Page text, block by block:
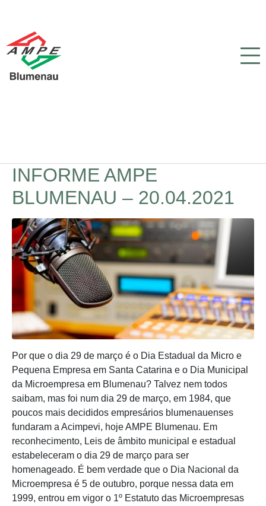
INFORME AMPE
BLUMENAU – 20.04.2021
Por que o dia 29 de março é o Dia Estadual da Micro e
Pequena Empresa em Santa Catarina e o Dia Municipal
da Microempresa em Blumenau? Talvez nem todos
saibam, mas foi num dia 29 de março, em 1984, que
poucos mais decididos empresários blumenauenses
fundaram a Acimpevi, hoje AMPE Blumenau. Em
reconhecimento, Leis de âmbito municipal e estadual
estabeleceram o dia 29 de março para ser
homenageado. É bem verdade que o Dia Nacional da
Microempresa é 5 de outubro, porque nessa data em
1999, entrou em vigor o 1º Estatuto das Microempresas